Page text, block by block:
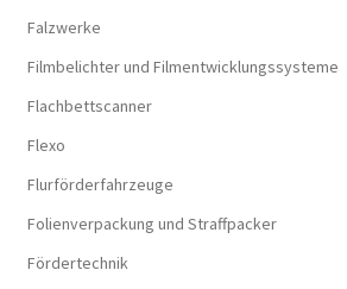
Falzwerke
Filmbelichter und Filmentwicklungssysteme
Flachbettscanner
Flexo
Flurförderfahrzeuge
Folienverpackung und Straffpacker
Fördertechnik